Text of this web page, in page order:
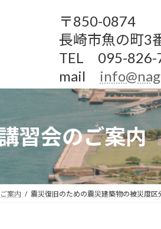
〒850-0874
長崎市魚の町3
TEL 095-826-
mail
習会のご案内
案内 震災復旧のための震災建築物の被災度区